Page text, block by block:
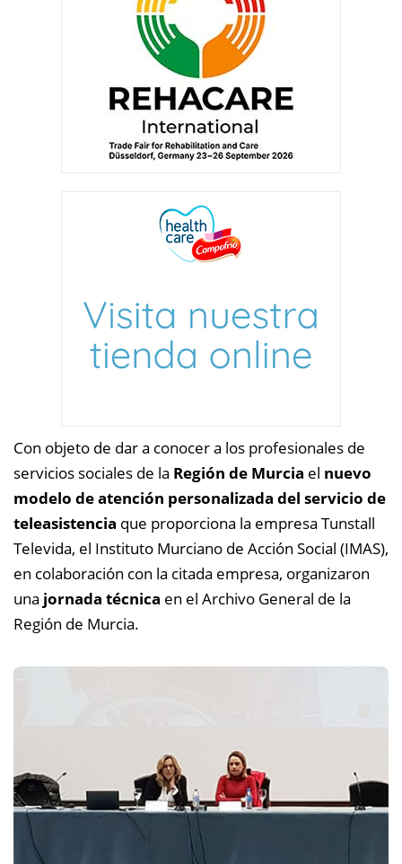
Con objeto de dar a conocer a los profesionales de
servicios sociales de la Región de Murcia el nuevo
modelo de atención personalizada del servicio de
teleasistencia que proporciona la empresa Tunstall
Televida, el Instituto Murciano de Acción Social (IMAS),
en colaboración con la citada empresa, organizaron
una jornada técnica en el Archivo General de la
Región de Murcia.